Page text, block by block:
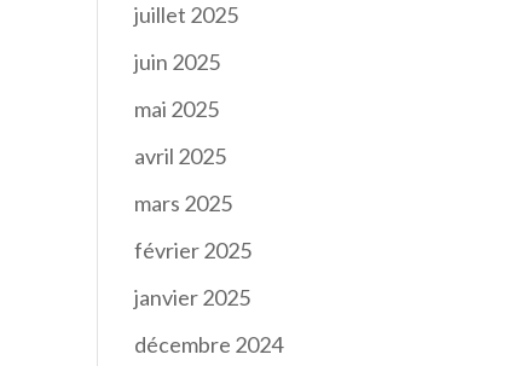
juillet 2025
juin 2025
mai 2025
avril 2025
mars 2025
février 2025
janvier 2025
décembre 2024